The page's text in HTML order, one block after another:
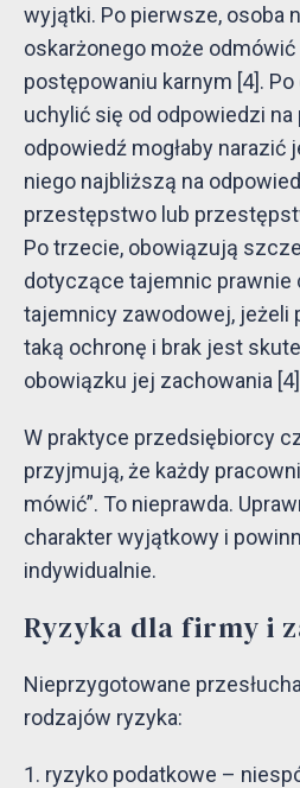
wyjątki. Po pierwsze, osoba
oskarżonego może
postępowaniu karnym [4].
uchylić się od odpowiedzi na
odpowiedź mogłaby narazić
niego najbliższą na
przestępstwo lub
Po trzecie, obowiązują
dotyczące tajemnic prawnie
tajemnicy zawodowej, jeżeli
taką ochronę i brak jest
obowiązku jej zachowania
W praktyce przedsiębiorcy
przyjmują, że każdy
mówić”. To nieprawda.
charakter wyjątkowy i
indywidualnie.
Ryzyka dla firmy i
Nieprzygotowane
rodzajów ryzyka:
ryzyko podatkowe –